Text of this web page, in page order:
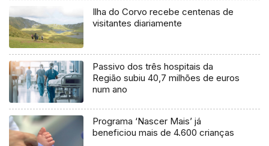
Ilha do Corvo recebe centenas de
visitantes diariamente
Passivo dos três hospitais da
Região subiu 40,7 milhões de euros
num ano
Programa ‘Nascer Mais’ já
beneficiou mais de 4.600 crianças